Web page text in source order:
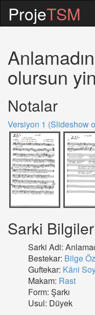
ProjeTSM
olursun
Notalar
Versiyon 1 (Slideshow
Sarki
Sarki Adi:
Bestekar: Bilge
Guftekar: Kâni
Makam: Rast
Form: Şarkı
Usul: Düyek